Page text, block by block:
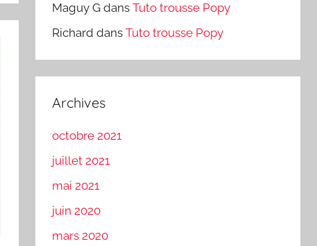
Maguy G dansTuto trousse Popy
Richard dansTuto trousse Popy
Archives
octobre 2021
juillet 2021
mai 2021
juin 2020
mars 2020